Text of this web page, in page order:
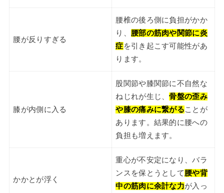
腰が反りすぎる
腰椎の後ろ側に負担がかか
り、 腰部の筋肉や関節に炎
症を引き起こす可能性があ
ります。
膝が内側に入る
股関節や膝関節に不自然な
ねじれが生じ、骨盤の歪み
や膝の痛みに繋がることが
あります。結果的に腰への
負担も増えます。
かかとが浮く
重心が不安定になり、バラ
ンスを保とうとして腰や背
中の筋肉に余計な力が入っ